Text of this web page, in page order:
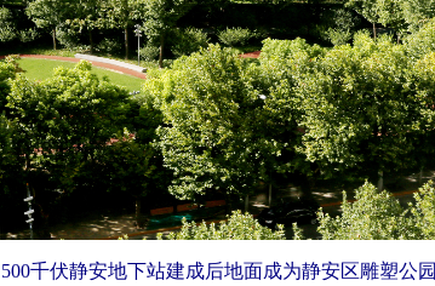
千伏静安地下站建成后地面成为静安区雕塑公园